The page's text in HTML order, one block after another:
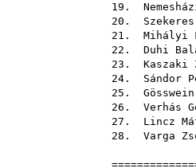
19.
20.
21. Mihályi
22. Duhi
23. Kaszaki
24. Sándor
25.
26. Verhás
27. Lincz
28. Varga